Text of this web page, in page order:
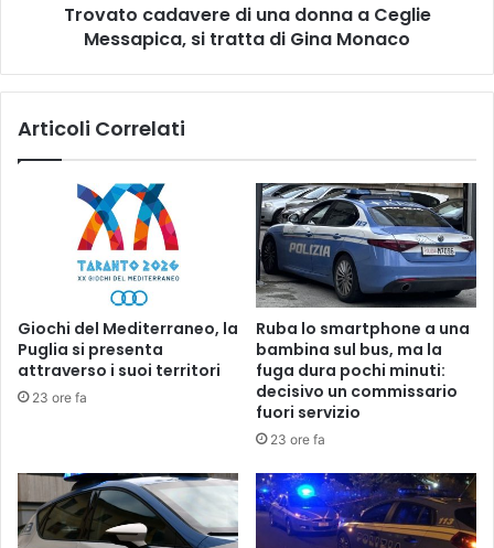
Trovato cadavere di una donna a Ceglie
Messapica, si tratta di Gina Monaco
Articoli Correlati
Giochi del Mediterraneo, la
Puglia si presenta
attraverso i suoi territori
23 ore fa
Ruba lo smartphone a una
bambina sul bus, ma la
fuga dura pochi minuti:
decisivo un commissario
fuori servizio
23 ore fa